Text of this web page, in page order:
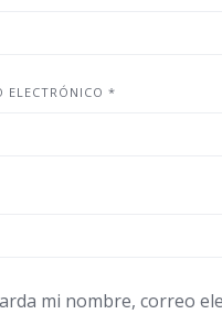
ELECTRÓNICO *
mi nombre, correo